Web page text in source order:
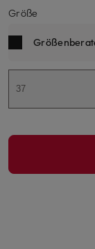
Größe
37